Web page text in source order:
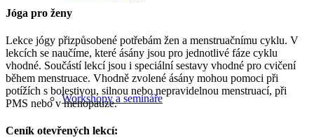
Workshopy a semináře
Jóga pro ženy
Lekce jógy přizpůsobené potřebám žen a menstruačnímu cyklu. V
lekcích se naučíme, které ásány jsou pro jednotlivé fáze cyklu
vhodné. Součástí lekcí jsou i speciální sestavy vhodné pro cvičení
během menstruace. Vhodně zvolené ásány mohou pomoci při
potížích s bolestivou, silnou nebo nepravidelnou menstruací, při
PMS nebo v menopauze.
Ceník otevřených lekcí: